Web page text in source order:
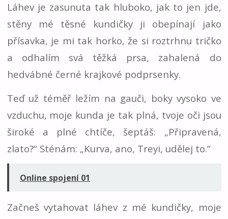
Láhev je zasunuta tak hluboko, jak to jen jde,
stěny mé těsné kundičky ji obepínají jako
přísavka, je mi tak horko, že si roztrhnu tričko
a odhalím svá těžká prsa, zahalená do
hedvábné černé krajkové podprsenky.
Teď už téměř ležím na gauči, boky vysoko ve
vzduchu, moje kunda je tak plná, tvoje oči jsou
široké a plné chtíče, šeptáš: „Připravená,
zlato?“ Sténám: „Kurva, ano, Treyi, udělej to.“
Online spojení 01
Začneš vytahovat láhev z mé kundičky, moje